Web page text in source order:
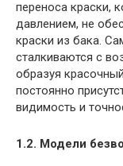
переноса краски,
давлением, не
краски из бака.
сталкиваются с
образуя
постоянно
видимость и
1.2. Модели